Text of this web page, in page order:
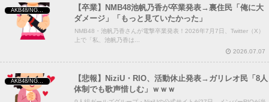
AKB48/NGT48/他アイドル
【卒業】NMB48池帆乃香が卒業発表→裏住民「俺に大
ダメージ」「もっと見ていたかった」
NMB48・池帆乃香さんが電撃卒業発表！2026年7月7日、Twitter（X）
上で「私、池帆乃香は...
2026.07.07
AKB48/NGT48/他アイドル
【悲報】NiziU・RIO、活動休止発表→ガリレオ民「8人
体制でも歌声惜しむ」ｗｗｗ